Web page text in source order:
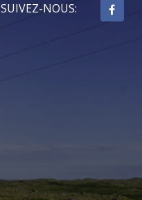
SUIVEZ-NOUS: